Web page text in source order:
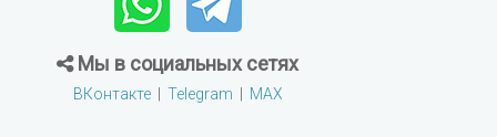
Мы в социальных сетях
ВКонтакте| Telegram | MAX